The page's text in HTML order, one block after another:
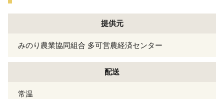
提供元
みのり農業協同組合 多可営農経済センター
配送
常温